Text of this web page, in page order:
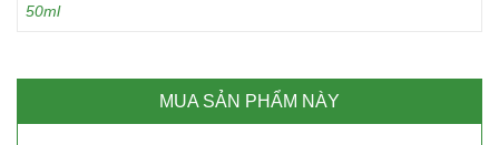
50ml
MUA SẢN PHẨM NÀY